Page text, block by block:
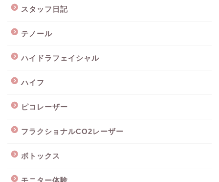
スタッフ日記
テノール
ハイドラフェイシャル
ハイフ
ピコレーザー
フラクショナルCO2レーザー
ボトックス